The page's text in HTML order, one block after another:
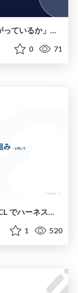
「使われているか」と 「成果に繋がっているか」を 掛け合わせて見る、 AI活用指標の読み方
0 71
整備して終わりにしない - CI/CD + CL でハーネスを育てる仕組み 合わせる
1 520